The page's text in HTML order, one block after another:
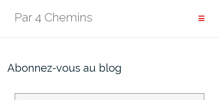
Par 4 Chemins
Abonnez-vous au blog